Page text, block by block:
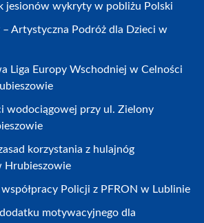
jesionów wykryty w pobliżu Polski
Artystyczna Podróż dla Dzieci w
Liga Europy Wschodniej w Celności
wodociągowej przy ul. Zielony
korzystania z hulajnóg
Hrubieszowie
Policji z PFRON w Lublinie
motywacyjnego dla